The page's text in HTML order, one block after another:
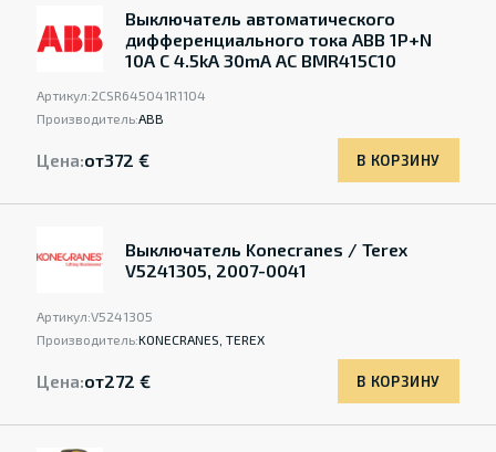
Выключатель автоматического
дифференциального тока ABB 1P+N
10A C 4.5kA 30mA AC BMR415C10
Артикул:2CSR645041R1104
Производитель:ABB
Цена:от372 € В КОРЗИНУ
Выключатель Konecranes / Terex
V5241305, 2007-0041
Артикул:V5241305
Производитель:KONECRANES, TEREX
Цена:от272 € В КОРЗИНУ